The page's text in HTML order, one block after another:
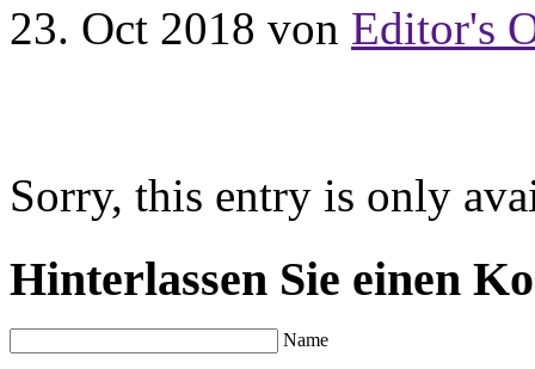
23. Oct 2018 von Editor's
Sorry, this entry is only
Hinterlassen Sie einen
Name